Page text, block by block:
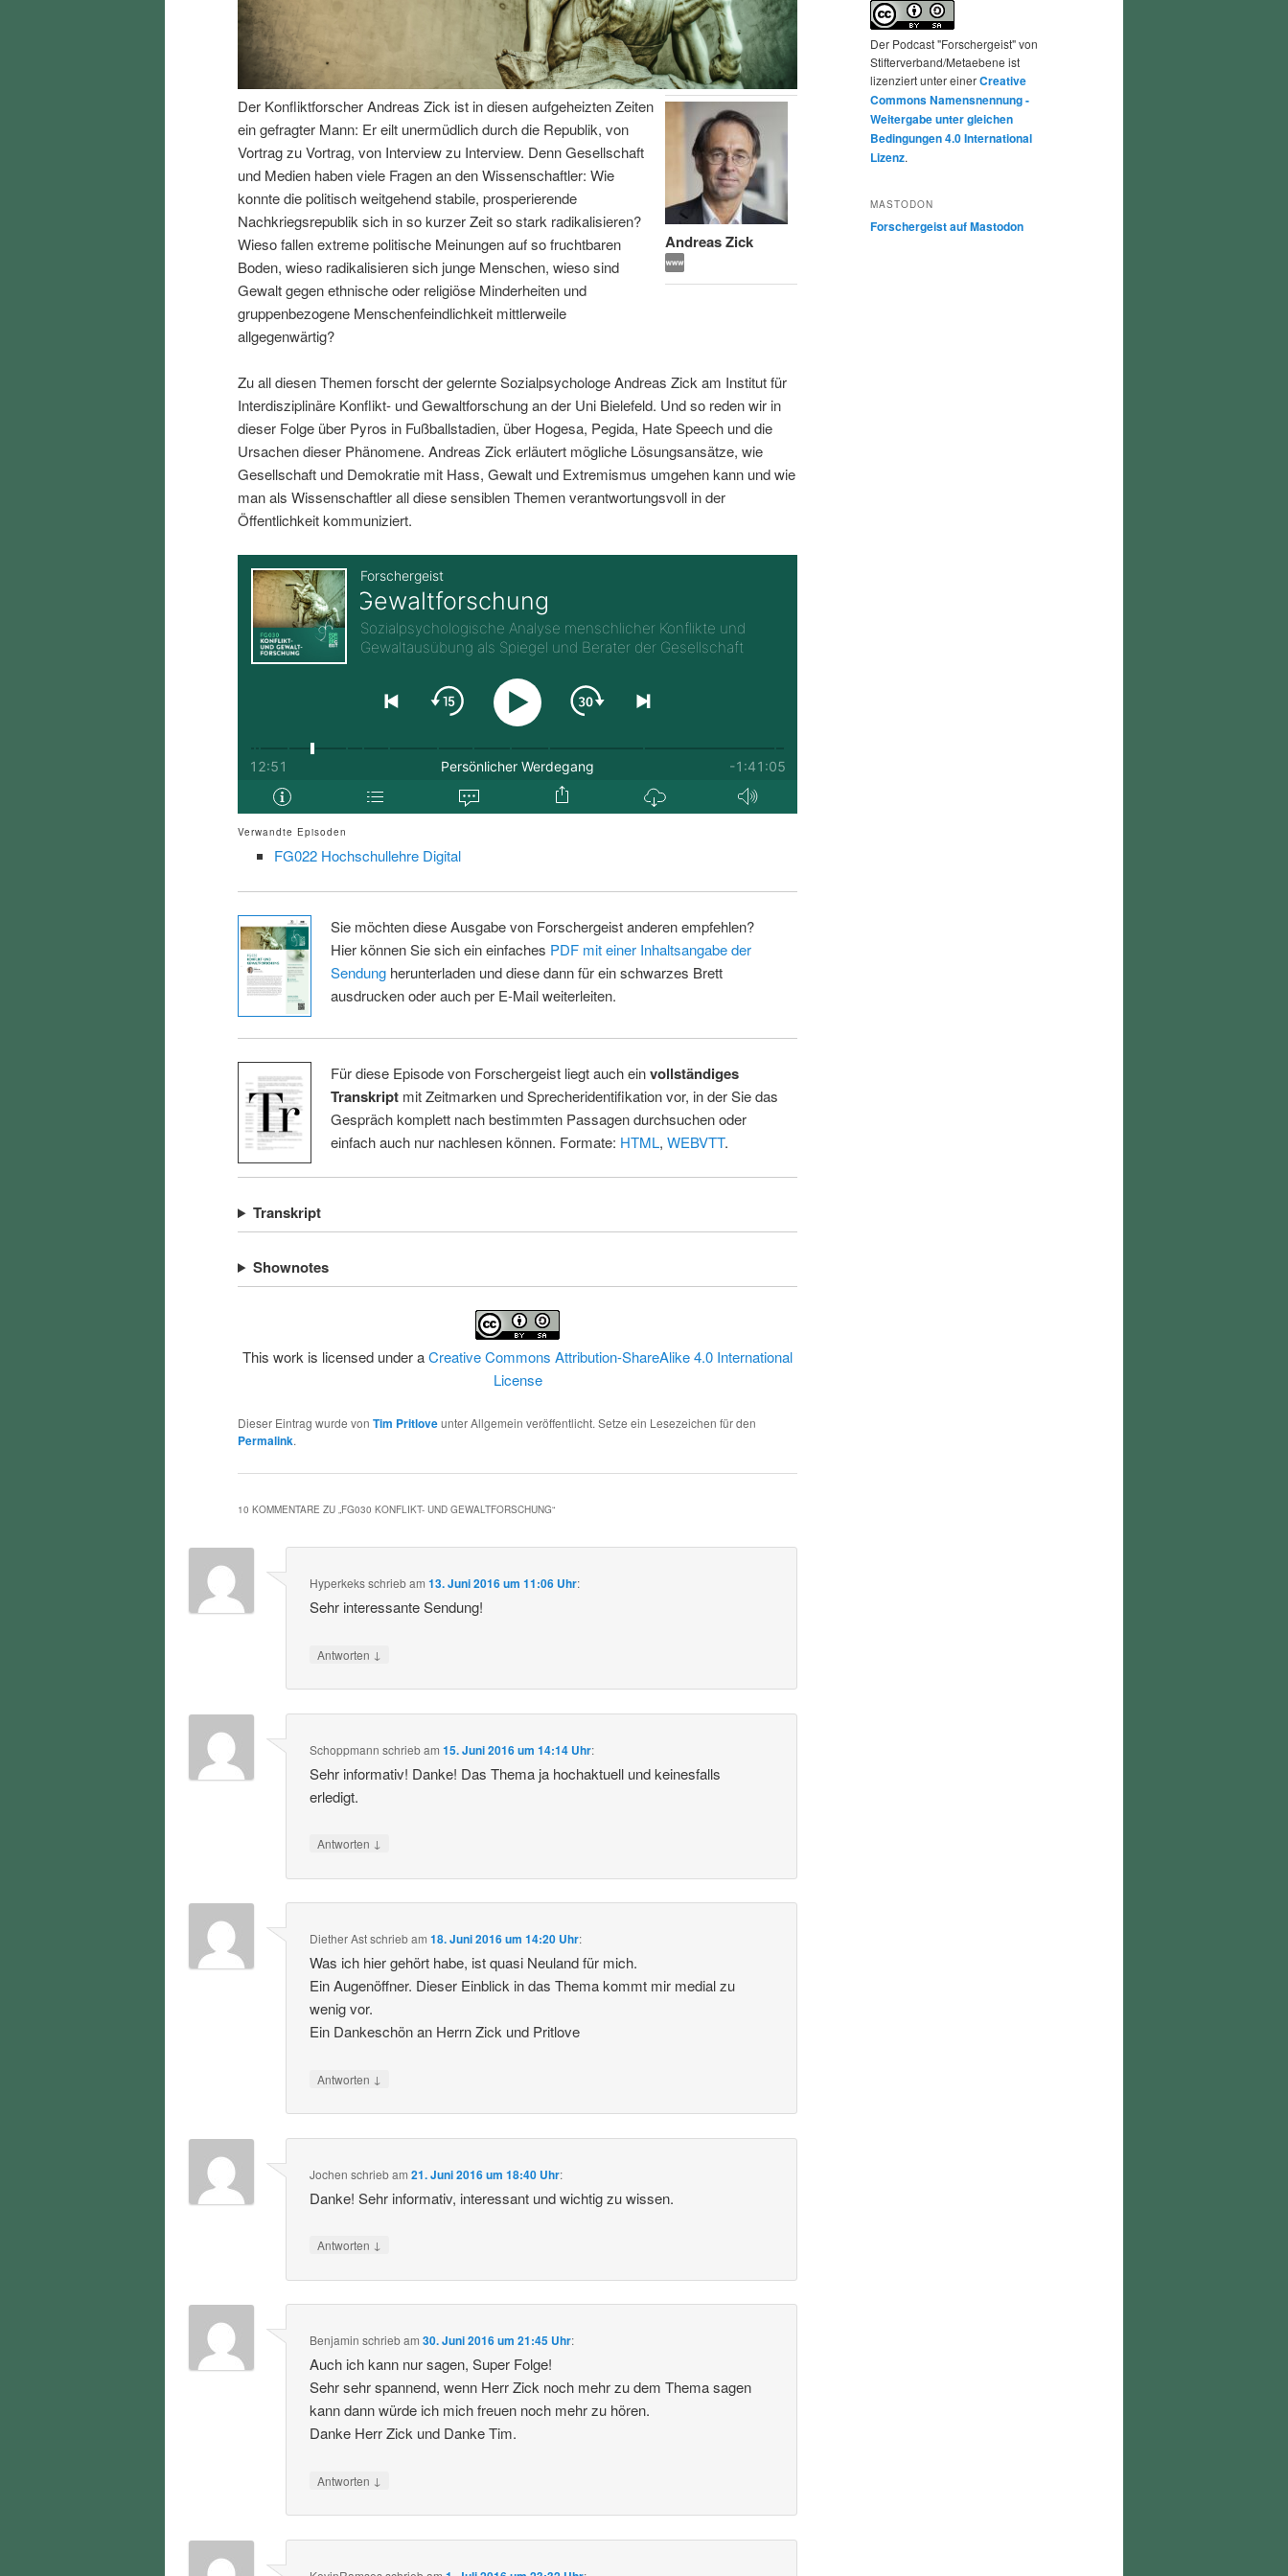
I
n
a
t
s
r
i
n
e
n
e
n
n
a
l
s
p
r
n
g
Andreas Zick
Der Konfliktforscher Andreas Zick ist in diesen aufgeheizten Zeiten
ein gefragter Mann: Er eilt unermüdlich durch die Republik, von
Vortrag zu Vortrag, von Interview zu Interview. Denn Gesellschaft
und Medien haben viele Fragen an den Wissenschaftler: Wie
konnte die politisch weitgehend stabile, prosperierende
Nachkriegsrepublik sich in so kurzer Zeit so stark radikalisieren?
Wieso fallen extreme politische Meinungen auf so fruchtbaren
Boden, wieso radikalisieren sich junge Menschen, wieso sind
Gewalt gegen ethnische oder religiöse Minderheiten und
gruppenbezogene Menschenfeindlichkeit mittlerweile
allgegenwärtig?
Zu all diesen Themen forscht der gelernte Sozialpsychologe Andreas Zick am Institut für
Interdisziplinäre Konflikt- und Gewaltforschung an der Uni Bielefeld. Und so reden wir in
dieser Folge über Pyros in Fußballstadien, über Hogesa, Pegida, Hate Speech und die
Ursachen dieser Phänomene. Andreas Zick erläutert mögliche Lösungsansätze, wie
Gesellschaft und Demokratie mit Hass, Gewalt und Extremismus umgehen kann und wie
man als Wissenschaftler all diese sensiblen Themen verantwortungsvoll in der
Öffentlichkeit kommuniziert.
Verwandte Episoden
FG022 Hochschullehre Digital
Sie möchten diese Ausgabe von Forschergeist anderen empfehlen?
Hier können Sie sich ein einfaches PDF mit einer Inhaltsangabe der
Sendungherunterladen und diese dann für ein schwarzes Brett
ausdrucken oder auch per E-Mail weiterleiten.
Für diese Episode von Forschergeist liegt auch einvollständiges
Transkriptmit Zeitmarken und Sprecheridentifikation vor, in der Sie das
Gespräch komplett nach bestimmten Passagen durchsuchen oder
einfach auch nur nachlesen können. Formate: HTML, WEBVTT.
Transkript
Shownotes
This work is licensed under aCreative Commons Attribution-ShareAlike 4.0 International
License
Dieser Eintrag wurde von Tim Pritloveunter Allgemein veröffentlicht. Setze ein Lesezeichen für den
Permalink.
10 KOMMENTARE ZU „FG030 KONFLIKT- UND GEWALTFORSCHUNG“
Hyperkeksschriebam13. Juni 2016 um 11:06 Uhr:
Sehr interessante Sendung!
Antworten ↓
Schoppmann schriebam15. Juni 2016 um 14:14 Uhr:
Sehr informativ! Danke! Das Thema ja hochaktuell und keinesfalls
erledigt.
Antworten ↓
Diether Astschriebam18. Juni 2016 um 14:20 Uhr:
Was ich hier gehört habe, ist quasi Neuland für mich.
Ein Augenöffner. Dieser Einblick in das Thema kommt mir medial zu
wenig vor.
Ein Dankeschön an Herrn Zick und Pritlove
Antworten ↓
Jochen schriebam21. Juni 2016 um 18:40 Uhr:
Danke! Sehr informativ, interessant und wichtig zu wissen.
Antworten ↓
Benjamin schriebam30. Juni 2016 um 21:45 Uhr:
Auch ich kann nur sagen, Super Folge!
Sehr sehr spannend, wenn Herr Zick noch mehr zu dem Thema sagen
kann dann würde ich mich freuen noch mehr zu hören.
Danke Herr Zick und Danke Tim.
Antworten ↓
Der Podcast "Forschergeist" von
Stifterverband/Metaebene ist
lizenziert unter einerCreative
Commons Namensnennung -
Weitergabe unter gleichen
Bedingungen 4.0 International
Lizenz.
MASTODON
Forschergeist auf Mastodon